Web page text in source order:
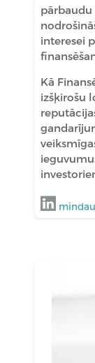
interesei
Kā
izšķirošu